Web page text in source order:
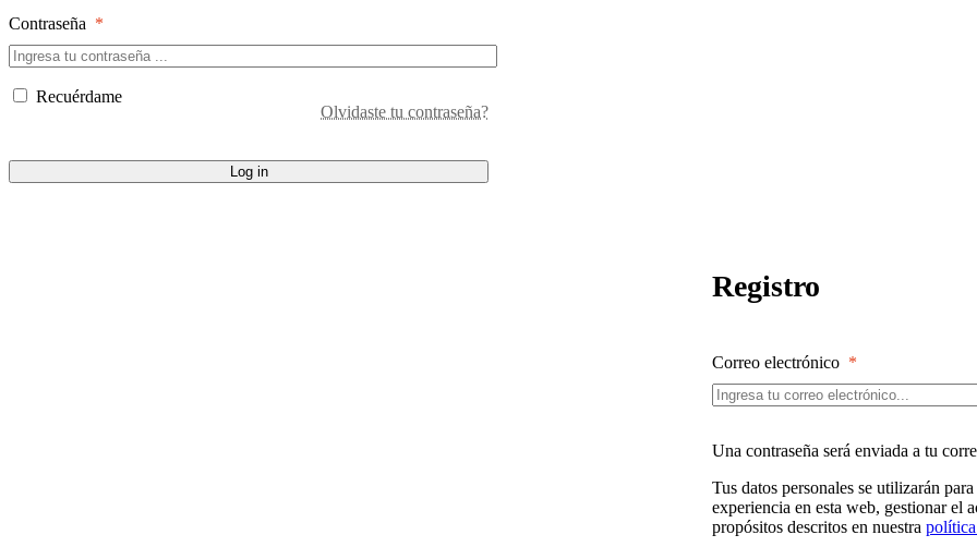
Contraseña *
Recuérdame
Olvidaste tu contraseña?
Log in
Registro
Correo electrónico *
Una contraseña será enviada a tu
Tus datos personales se utilizarán
experiencia en esta web, gestionar el
propósitos descritos en nuestra